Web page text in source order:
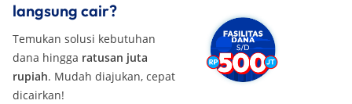
langsung cair?
Temukan solusi kebutuhan
dana hingga ratusan juta
rupiah. Mudah diajukan, cepat
dicairkan!